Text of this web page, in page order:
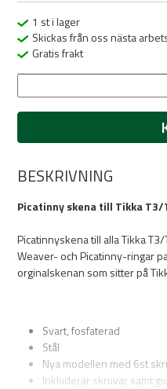
1 st i lager
Skickas från oss nästa
Gratis frakt
BESKRIVNING
Picatinny skena till Tikka T3/
Picatinnyskena till alla Tikka
Weaver- och Picatinny-ringar
orginalskenan som sitter på
Svart, fosfaterad
Stål
Nya modellen med 6st
Inkluderar skruvar samt